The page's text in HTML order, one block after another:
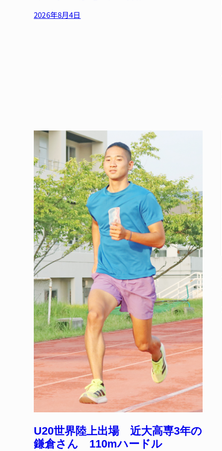
2026年8月4日
U20世界陸上出場 近大高専3年の
鎌倉さん 110mハードル